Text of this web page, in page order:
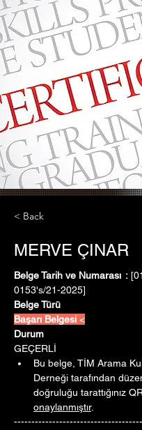
< Back
MERVE ÇINAR
Belge Tarih ve Numarası	:
0153's/21-2025]
Başarı Belgesi <
GEÇERLİ
Bu belge, TİM Arama
Derneği tarafından
doğruluğu tarattığınız
onaylanmıştır.